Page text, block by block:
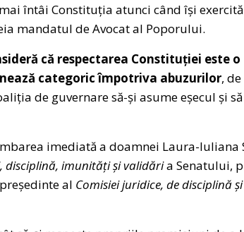
întâi Constituția atunci când își
mandatul de Avocat al Poporului.
că respectarea Constituției este
categoric împotriva abuzurilor,
de guvernare să-și asume eșecul și
imediată a doamnei Laura-Iuliana
disciplină, imunități și validăria Senatului,
al Comisiei juridice, de disciplină